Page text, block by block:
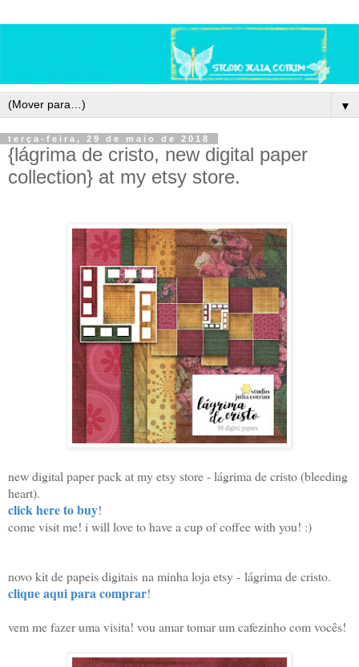
▼
terça-feira, 29 de maio de 2018
{lágrima de cristo, new digital paper
collection} at my etsy store.
new digital paper pack at my etsy store - lágrima de cristo (bleeding
heart).
click here to buy!
come visit me! i will love to have a cup of coffee with you! :)
novo kit de papeis digitais na minha loja etsy - lágrima de cristo.
clique aqui para comprar!
vem me fazer uma visita! vou amar tomar um cafezinho com vocês!